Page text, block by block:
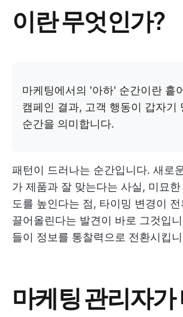
이란 무엇인가?
마케팅에서의 '아하' 순간이란 흩
캠페인 결과, 고객 행동이 갑자기
순간을 의미합니다.
패턴이 드러나는 순간입니다. 새로
가 제품과 잘 맞는다는 사실, 미묘
도를 높인다는 점, 타이밍 변경이
끌어올린다는 발견이 바로 그것입
들이 정보를 통찰력으로 전환시킵
마케팅 관리자가